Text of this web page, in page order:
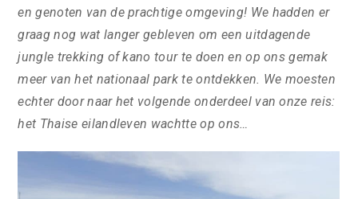
en genoten van de prachtige omgeving! We hadden er
graag nog wat langer gebleven om een uitdagende
jungle trekking of kano tour te doen en op ons gemak
meer van het nationaal park te ontdekken. We moesten
echter door naar het volgende onderdeel van onze reis:
het Thaise eilandleven wachtte op ons…